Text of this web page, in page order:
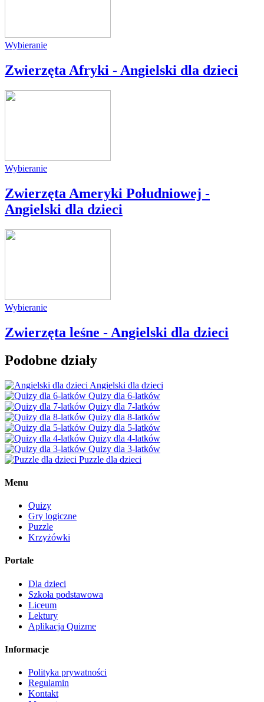
Wybieranie
Zwierzęta Afryki - Angielski dla dzieci
Wybieranie
Zwierzęta Ameryki Południowej -
Angielski dla dzieci
Wybieranie
Zwierzęta leśne - Angielski dla dzieci
Podobne działy
Angielski dla dzieci
Quizy dla 6-latków
Quizy dla 7-latków
Quizy dla 8-latków
Quizy dla 5-latków
Quizy dla 4-latków
Quizy dla 3-latków
Puzzle dla dzieci
Menu
Quizy
Gry logiczne
Puzzle
Krzyżówki
Portale
Dla dzieci
Szkoła podstawowa
Liceum
Lektury
Aplikacja Quizme
Informacje
Polityka prywatności
Regulamin
Kontakt